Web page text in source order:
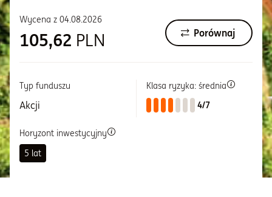
Informacje i dokumenty
O nas
Otwórz konto
Wycena z 04.08.2026
105,62 PLN Porównaj
Typ funduszu
Akcji
Klasa ryzyka: średnia
4/7
Horyzont inwestycyjny
5 lat